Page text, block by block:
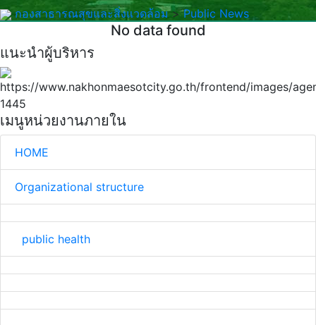
กองสาธารณสุขและสิ่งแวดล้อม>Public News
No data found
แนะนำผู้บริหาร
เมนูหน่วยงานภายใน
HOME
Organizational structure
public health